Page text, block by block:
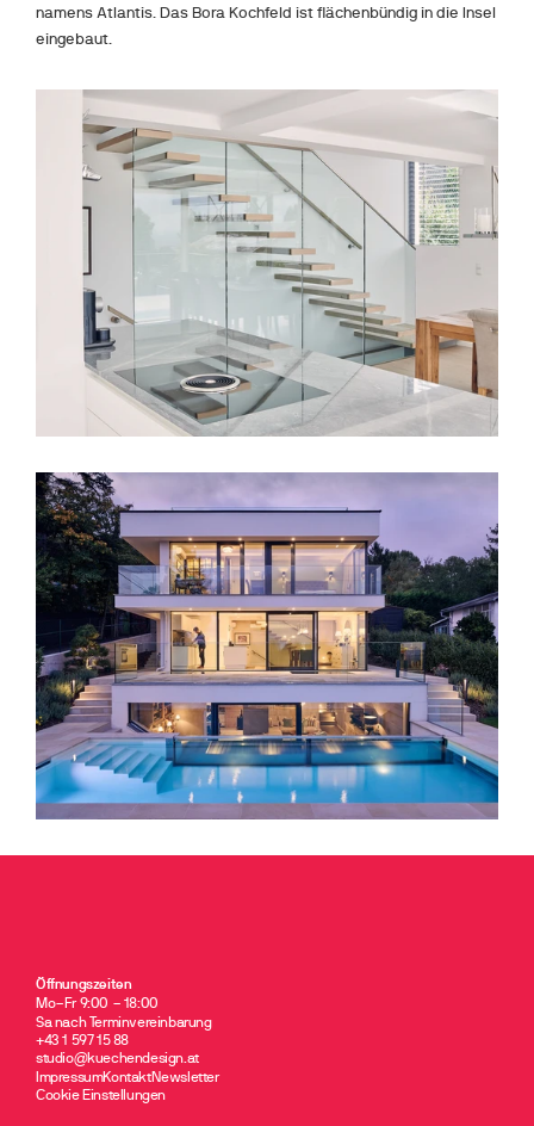
namens Atlantis. Das Bora Kochfeld ist flächenbündig in die Insel
eingebaut.
Öffnungszeiten
Mo–Fr 9:00 – 18:00
Sa nach Terminvereinbarung
+43 1 597 15 88
studio@kuechendesign.at
ImpressumKontaktNewsletter
Cookie Einstellungen